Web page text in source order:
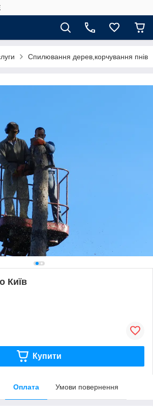
Спилювання дерев,корчування пнів
Київ
Купити
Оплата Умови повернення